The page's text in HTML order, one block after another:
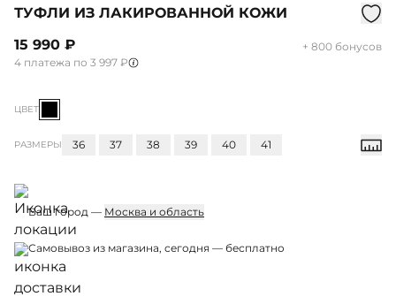
ТУФЛИ ИЗ ЛАКИРОВАННОЙ КОЖИ
15 990 ₽
+ 800 бонусов
4 платежа по 3 997 ₽
ЦВЕТ
РАЗМЕРЫ 36 37 38 39 40 41
Ваш город — Москва и область
Самовывоз из магазина, сегодня — бесплатно